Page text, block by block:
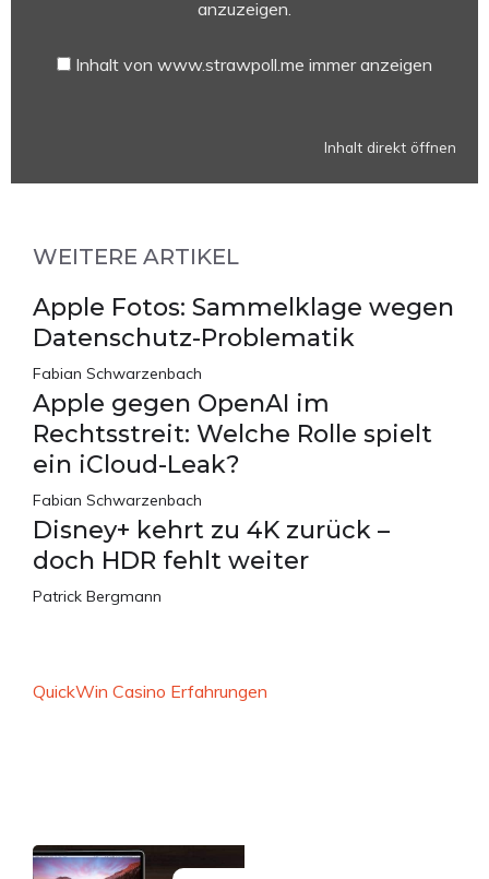
anzuzeigen.
Inhalt von www.strawpoll.me immer anzeigen
Inhalt direkt öffnen
WEITERE ARTIKEL
Apple Fotos: Sammelklage wegen
Datenschutz-Problematik
Fabian Schwarzenbach
Apple gegen OpenAI im
Rechtsstreit: Welche Rolle spielt
ein iCloud-Leak?
Fabian Schwarzenbach
Disney+ kehrt zu 4K zurück –
doch HDR fehlt weiter
Patrick Bergmann
QuickWin Casino Erfahrungen